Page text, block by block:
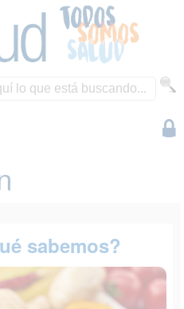
sabemos?